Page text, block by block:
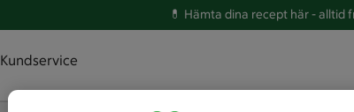
💊 Hämta dina recept här -alltid
Kundservice